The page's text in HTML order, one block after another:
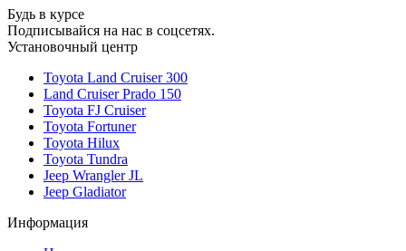
Будь в курсе
Подписывайся на нас в соцсетях.
Установочный центр
Toyota Land Cruiser 300
Land Cruiser Prado 150
Toyota FJ Cruiser
Toyota Fortuner
Toyota Hilux
Toyota Tundra
Jeep Wrangler JL
Jeep Gladiator
Информация